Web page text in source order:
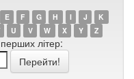
E F G H I J
K
U V W X Y Z
літер: